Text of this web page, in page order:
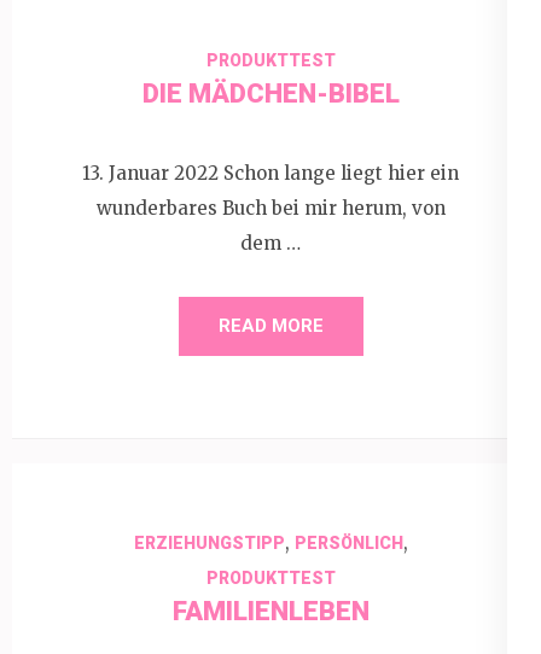
PRODUKTTEST
DIE MÄDCHEN-BIBEL
13. Januar 2022 Schon lange liegt hier ein
wunderbares Buch bei mir herum, von
dem …
READ MORE
ERZIEHUNGSTIPP, PERSÖNLICH,
PRODUKTTEST
FAMILIENLEBEN